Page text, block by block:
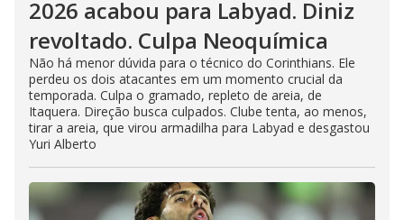
2026 acabou para Labyad. Diniz
revoltado. Culpa Neoquímica
Não há menor dúvida para o técnico do Corinthians. Ele
perdeu os dois atacantes em um momento crucial da
temporada. Culpa o gramado, repleto de areia, de
Itaquera. Direção busca culpados. Clube tenta, ao menos,
tirar a areia, que virou armadilha para Labyad e desgastou
Yuri Alberto